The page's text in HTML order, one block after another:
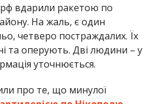
рф вдарили ракетою по
На жаль, є один
четверо постраждалих. Їх
та оперують. Дві людини – у
уточнюється.
про те, що минулої